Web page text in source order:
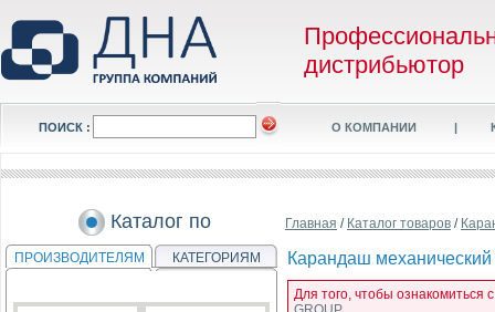
дистрибьютор
ПОИСК : О КОМПАНИИ |
Каталог по
ПРОИЗВОДИТЕЛЯМ КАТЕГОРИЯМ
Главная / Каталог товаров /
Карандаш
Для того, чтобы ознакомиться